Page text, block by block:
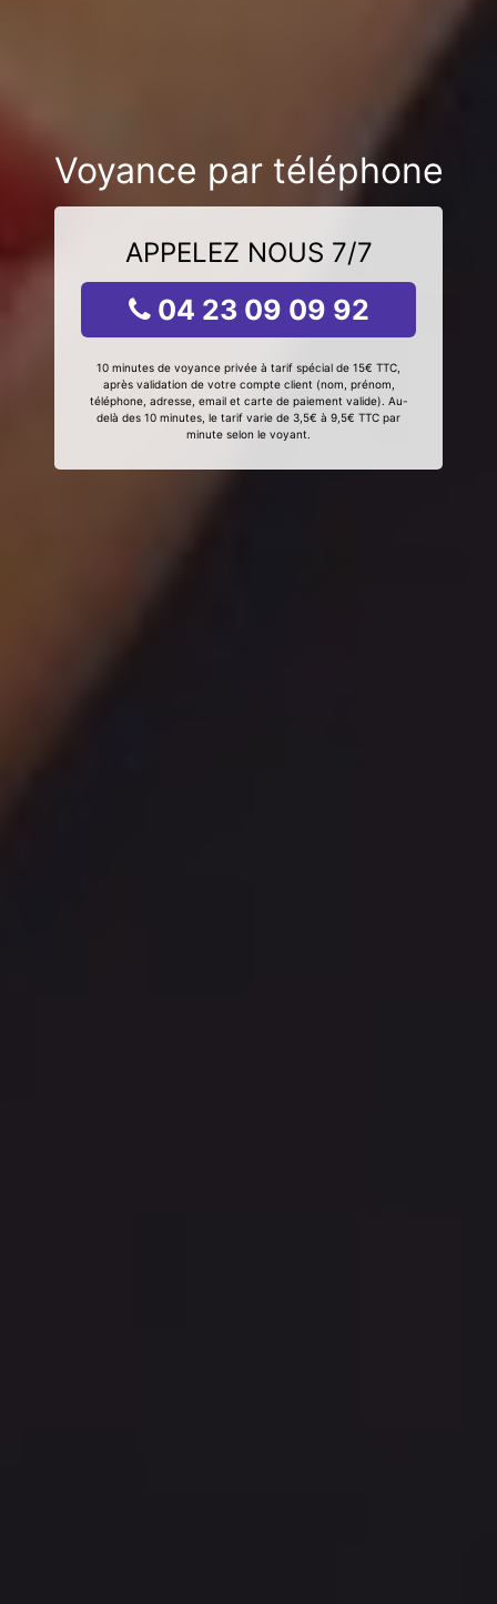
Voyance par téléphone
APPELEZ NOUS 7/7
04 23 09 09 92
10 minutes de voyance privée à tarif spécial de 15€ TTC,
après validation de votre compte client (nom, prénom,
téléphone, adresse, email et carte de paiement valide). Au-
delà des 10 minutes, le tarif varie de 3,5€ à 9,5€ TTC par
minute selon le voyant.